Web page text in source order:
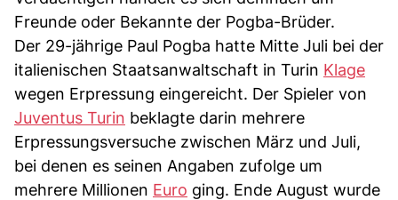
Freunde oder Bekannte der Pogba-Brüder.
Der 29-jährige Paul Pogba hatte Mitte Juli bei der
italienischen Staatsanwaltschaft in Turin Klage
wegen Erpressung eingereicht. Der Spieler von
Juventus Turin beklagte darin mehrere
Erpressungsversuche zwischen März und Juli,
bei denen es seinen Angaben zufolge um
mehrere Millionen Euro ging. Ende August wurde